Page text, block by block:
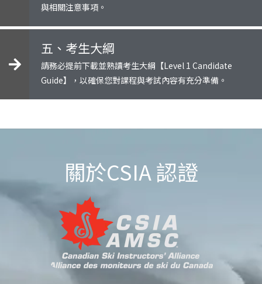
與相關注意事項。
五、考生大綱
請務必提前下載並熟讀考生大綱【Level 1 Candidate
Guide】，以確保您對課程與考試內容有充分準備。
關於CSIA 認證